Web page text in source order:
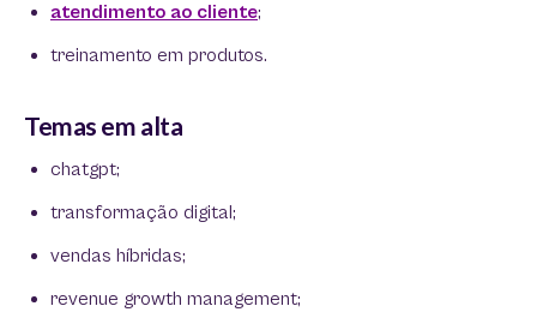
atendimento ao cliente;
treinamento em produtos.
Temas em alta
chatgpt;
transformação digital;
vendas híbridas;
revenue growth management;